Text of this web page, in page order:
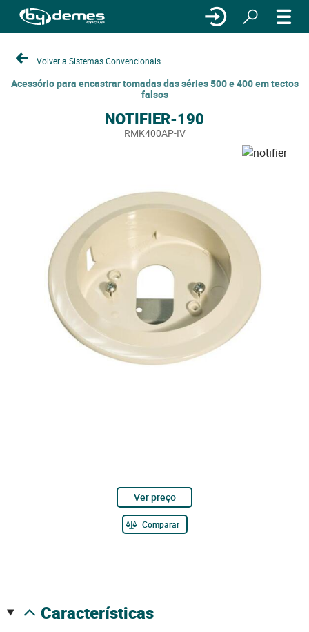
Volver a Sistemas Convencionais
Acessório para encastrar tomadas das séries 500 e 400 em tectos
falsos
NOTIFIER-190
RMK400AP-IV
Ver preço
Comparar
características